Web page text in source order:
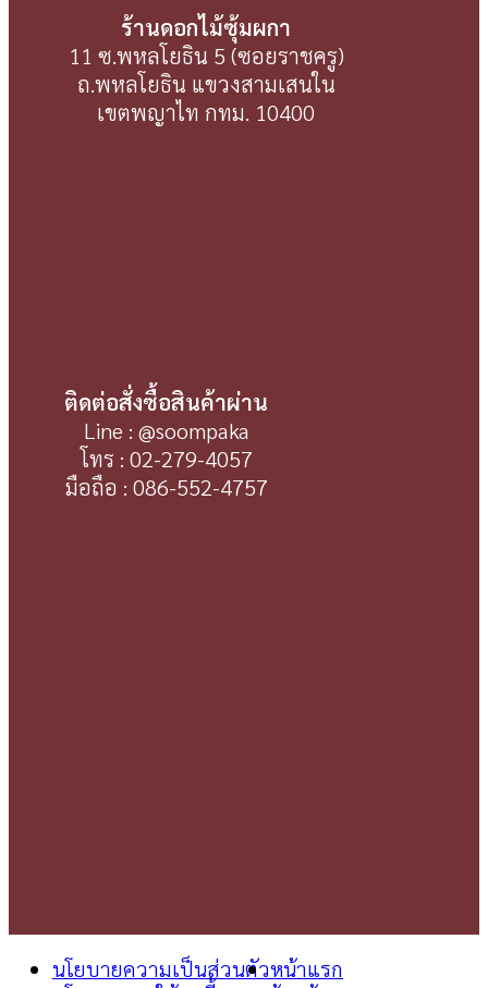
ร้านดอกไม้ซุ้มผกา
11 ซ.พหลโยธิน 5 (ซอยราชครู)
ถ.พหลโยธิน แขวงสามเสนใน
เขตพญาไท กทม. 10400
ติดต่อสั่งซื้อสินค้าผ่าน
Line : @soompaka
โทร : 02-279-4057
มือถือ : 086-552-4757
นโยบายความเป็นส่วนตัวหน้าแรก